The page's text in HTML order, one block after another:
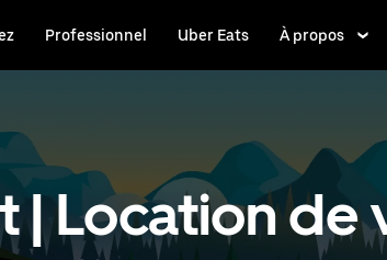
Professionnel Uber Eats À propos
| Location de